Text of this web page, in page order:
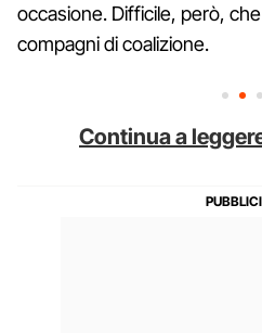
occasione. Difficile, però,
compagni di coalizione.
Continua a